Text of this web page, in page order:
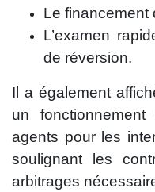
Le financement
L’examen
de réversion.
Il a également
un
agents pour les
soulignant les
arbitrages